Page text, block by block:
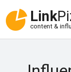
Link
content &